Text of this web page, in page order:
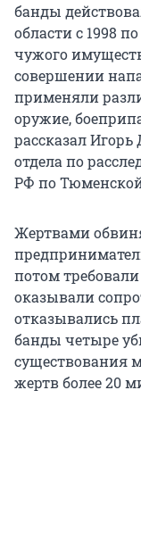
банды
области с 1998
чужого
совершении
применяли
оружие,
рассказал Игорь
отдела по
РФ по
Жертвами
потом
оказывали
отказывались
банды четыре
существования
жертв более 20